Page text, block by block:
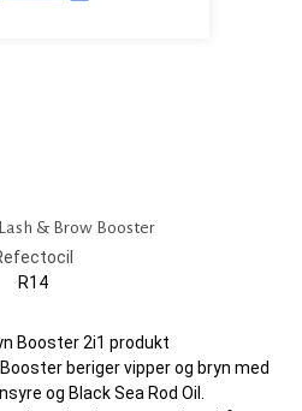
& Brow Booster
R14
Booster 2i1 produkt
beriger vipper og bryn med
og Black Sea Rod Oil.